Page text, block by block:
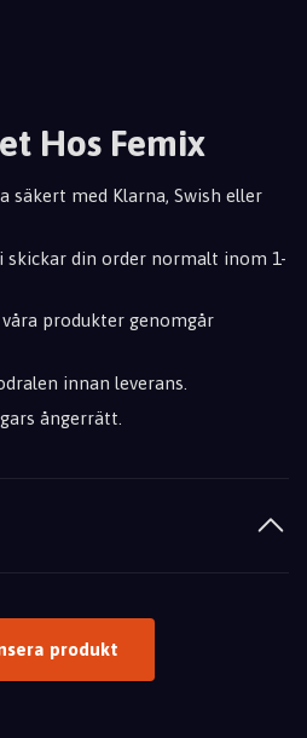
Hos Femix
säkert med Klarna, Swish eller
skickar din order normalt inom 1-
produkter genomgår
innan leverans.
ångerrätt.
produkt